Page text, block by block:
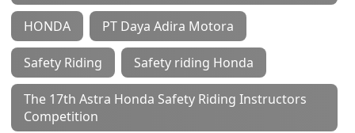
HONDA PT Daya Adira Motora
Safety Riding Safety riding Honda
The 17th Astra Honda Safety Riding Instructors
Competition